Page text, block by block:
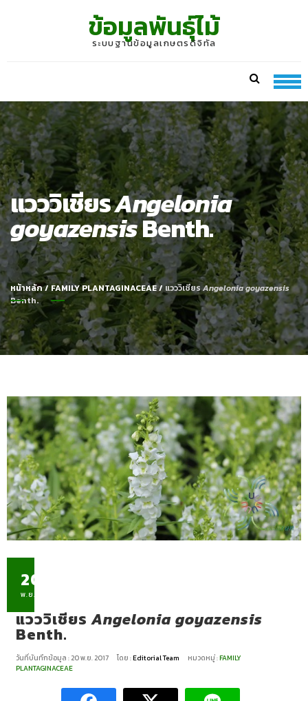
ข้อมูลพันธุ์ไม้
ระบบฐานข้อมูลเกษตรดิจิทัล
แวววิเชียรAngelonia
goyazensisBenth.
หน้าหลัก/FAMILY PLANTAGINACEAE/แวววิเชียรAngelonia goyazensis
Benth.
20
พ.ย.
แวววิเชียรAngelonia goyazensis
Benth.
วันที่บันทึกข้อมูล : 20 พ.ย. 2017 โดย :Editorial Team หมวดหมู่ :FAMILY
PLANTAGINACEAE